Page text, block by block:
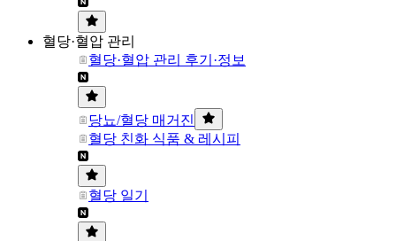
혈당·혈압 관리
혈당·혈압 관리 후기·정보
당뇨/혈당 매거진
혈당 친화 식품 & 레시피
혈당 일기